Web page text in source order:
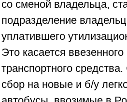
со сменой владельца,
подразделение
уплатившего
Это касается
транспортного
сбор на новые и б/у